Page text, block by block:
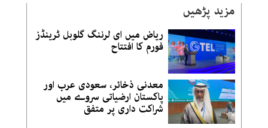
مزید پڑھیں
ریاض میں ای لرننگ گلوبل ٹرینڈز
فورم کا افتتاح
معدنی ذخائر، سعودی عرب اور
پاکستان ارضیاتی سروے میں
شراکت داری پر متفق